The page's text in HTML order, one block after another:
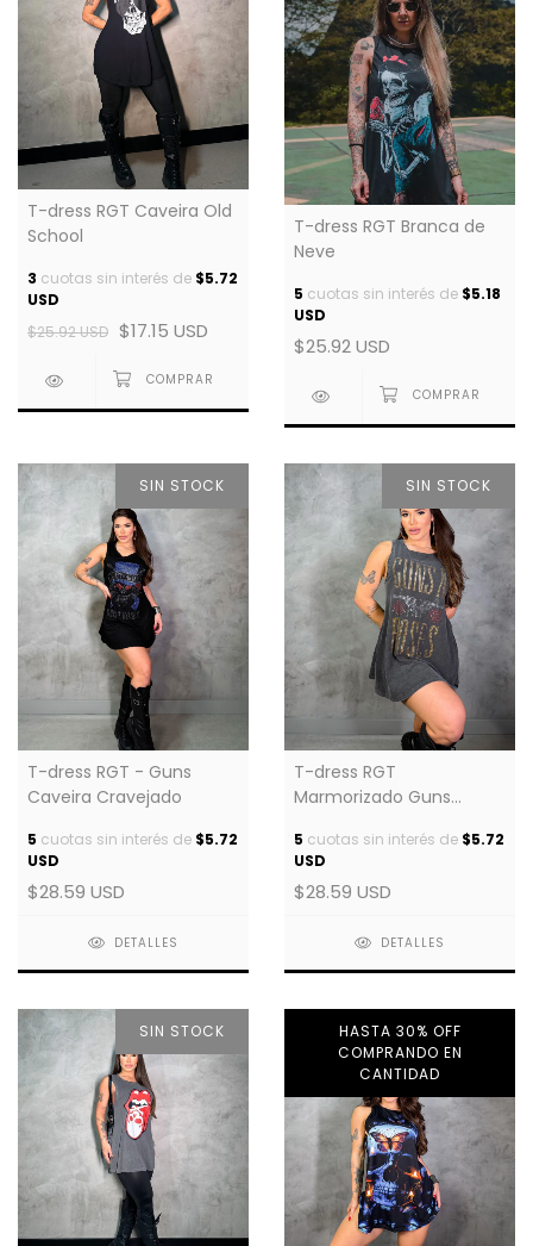
T-dress RGT Caveira Old
School
3 cuotas sin interés de $5.72
USD
$25.92 USD $17.15 USD
T-dress RGT Branca de
Neve
5 cuotas sin interés de $5.18
USD
$25.92 USD
SIN STOCK
T-dress RGT - Guns
Caveira Cravejado
5 cuotas sin interés de $5.72
USD
$28.59 USD
DETALLES
SIN STOCK
T-dress RGT
Marmorizado Guns
5 cuotas sin interés de $5.72
USD
$28.59 USD
DETALLES
SIN STOCK
HASTA 30% OFF
COMPRANDO EN
CANTIDAD